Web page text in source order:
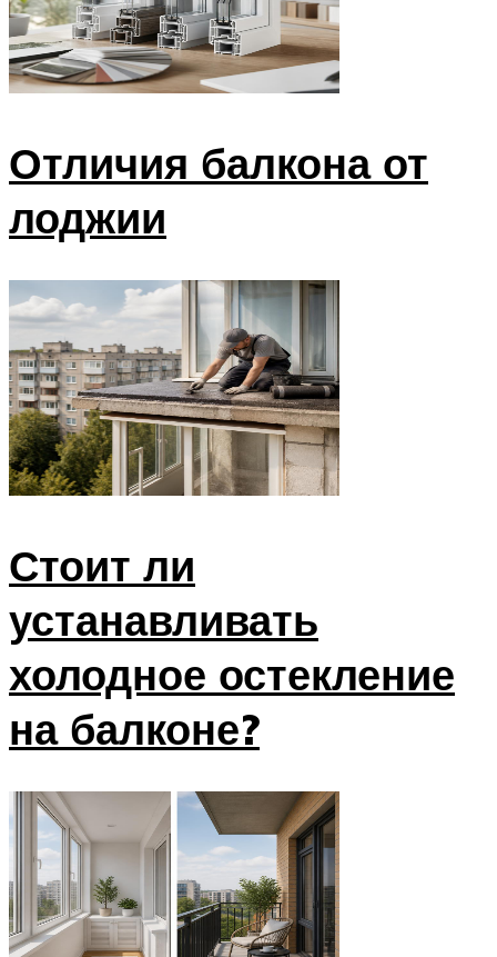
Отличия балкона от
лоджии
Стоит ли
устанавливать
холодное остекление
на балконе?